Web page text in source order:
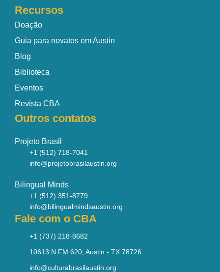
Recursos
Doação
Guia para novatos em Austin
Blog
Biblioteca
Eventos
Revista CBA
Outros contatos
Projeto Brasil
+1 (512) 718-7041
info@projetobrasilaustin.org
Bilingual Minds
+1 (512) 351-8779
info@bilingualmindsaustin.org
Fale com o CBA
+1 (737) 218-8682
10613 N FM 620, Austin - TX 78726
info@culturabrasilaustin.org